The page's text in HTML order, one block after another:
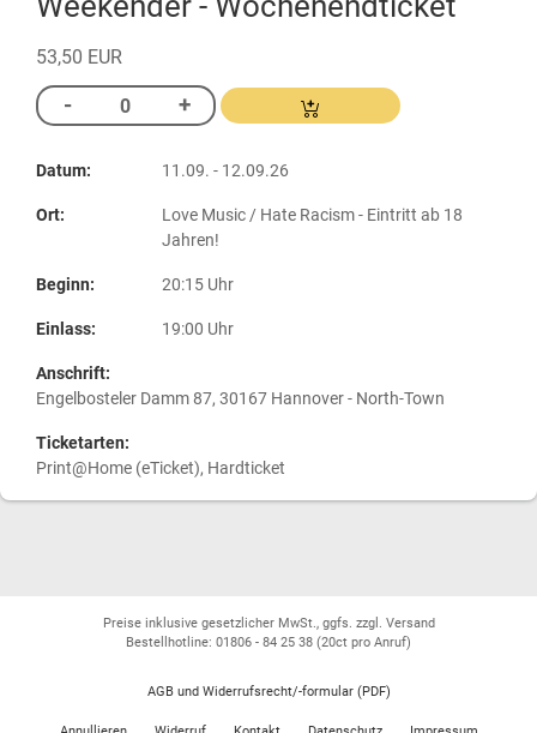
53,50 EUR
Datum: 11.09. - 12.09.26
Ort:
Love Music / Hate Racism - Eintritt ab 18
Jahren!
Beginn: 20:15 Uhr
Einlass: 19:00 Uhr
Anschrift:
Engelbosteler Damm 87, 30167 Hannover - North-Town
Ticketarten:
Print@Home (eTicket), Hardticket
Preise inklusive gesetzlicher MwSt., ggfs. zzgl. Versand
Bestellhotline: 01806 - 84 25 38 (20ct pro Anruf)
AGB und Widerrufsrecht/-formular (PDF)